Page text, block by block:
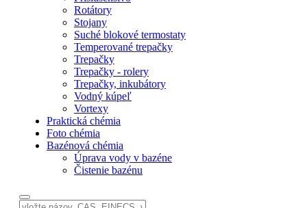
Rotátory
Stojany
Suché blokové termostaty
Temperované trepačky
Trepačky
Trepačky - rolery
Trepačky, inkubátory
Vodný kúpeľ
Vortexy
Praktická chémia
Foto chémia
Bazénová chémia
Úprava vody v bazéne
Čistenie bazénu